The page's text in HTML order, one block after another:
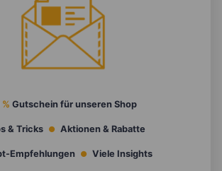
Gutschein für unseren Shop
& Tricks Aktionen & Rabatte
Empfehlungen Viele Insights